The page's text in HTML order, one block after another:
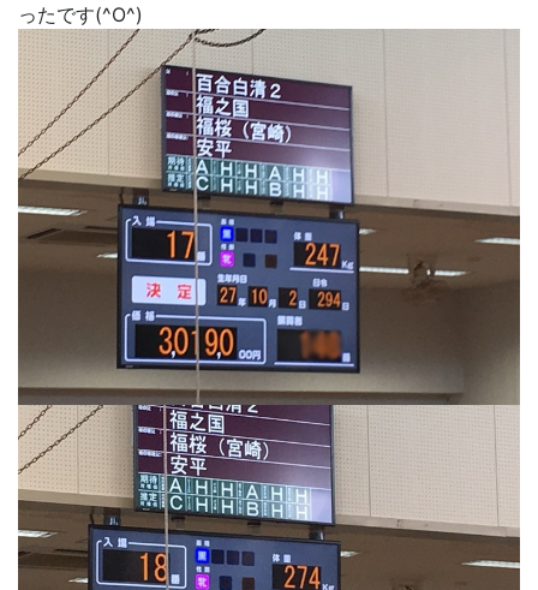
ったです(^O^)